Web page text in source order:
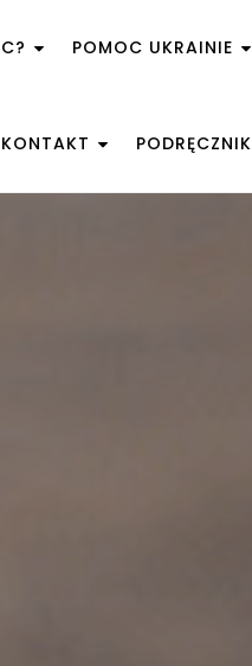
POMOC UKRAINIE
KONTAKT PODRĘCZNIK